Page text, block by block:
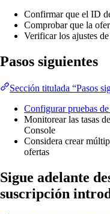
Confirmar que el ID
Comprobar que la
Verificar los ajustes
Pasos siguientes
Sección titulada “Pasos
Configurar pruebas
Monitorear las tasas
Console
Considera crear
ofertas
Sigue adelante
suscripción